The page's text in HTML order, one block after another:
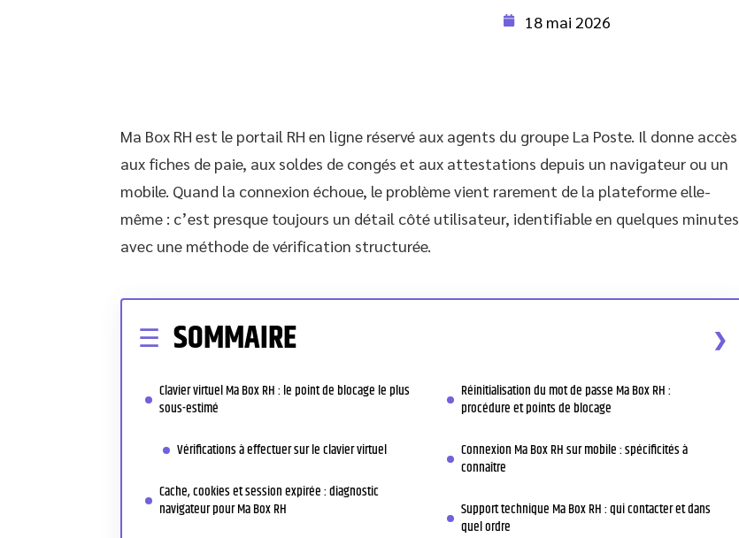
18 mai 2026
Ma Box RH est le portail RH en ligne réservé aux agents du groupe La Poste. Il donne accès
aux fiches de paie, aux soldes de congés et aux attestations depuis un navigateur ou un
mobile. Quand la connexion échoue, le problème vient rarement de la plateforme elle-
même : c’est presque toujours un détail côté utilisateur, identifiable en quelques minutes
avec une méthode de vérification structurée.
SOMMAIRE
Clavier virtuel Ma Box RH : le point de blocage le plus
sous-estimé
Vérifications à effectuer sur le clavier virtuel
Cache, cookies et session expirée : diagnostic
navigateur pour Ma Box RH
Réinitialisation du mot de passe Ma Box RH :
procédure et points de blocage
Connexion Ma Box RH sur mobile : spécificités à
connaître
Support technique Ma Box RH : qui contacter et dans
quel ordre